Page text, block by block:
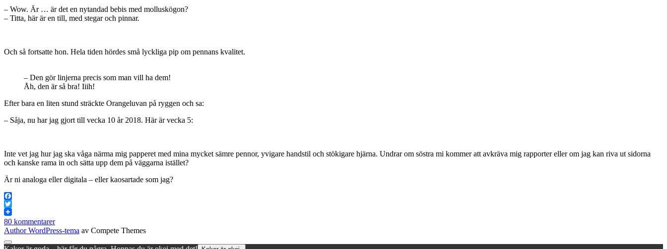
– Wow. Är … är det en nytandad bebis med molluskögon?
– Titta, här är en till, med stegar och pinnar.
Och så fortsatte hon. Hela tiden hördes små lyckliga pip om pennans kvalitet.
– Den gör linjerna precis som man vill ha dem!
Åh, den är så bra! Iiih!
Efter bara en liten stund sträckte Orangeluvan på ryggen och sa:
– Såja, nu har jag gjort till vecka 10 år 2018. Här är vecka 5:
Inte vet jag hur jag ska våga närma mig papperet med mina mycket sämre pennor, yvigare handstil och stökigare hjärna. Undrar om söstra mi kommer att avkräva mig rapporter eller om jag kan riva ut sidorna
och kanske rama in och sätta upp dem på väggarna istället?
Är ni analoga eller digitala – eller kaosartade som jag?
Facebook
Twitter
80 kommentarer
Author WordPress-tema av Compete Themes
Rulla